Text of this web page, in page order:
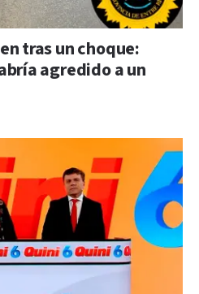
tras un choque:
agredido a un